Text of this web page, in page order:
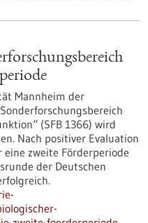
Mannheim der
(SFB 1366) wird
Nach positiver Evaluation
zweite Förderperiode
der Deutschen